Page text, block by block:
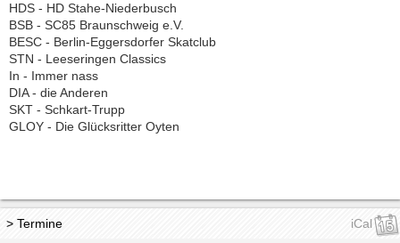
HDS - HD Stahe-Niederbusch
BSB - SC85 Braunschweig e.V.
BESC - Berlin-Eggersdorfer Skatclub
STN - Leeseringen Classics
In - Immer nass
DIA - die Anderen
SKT - Schkart-Trupp
GLOY - Die Glücksritter Oyten
> Termine iCal